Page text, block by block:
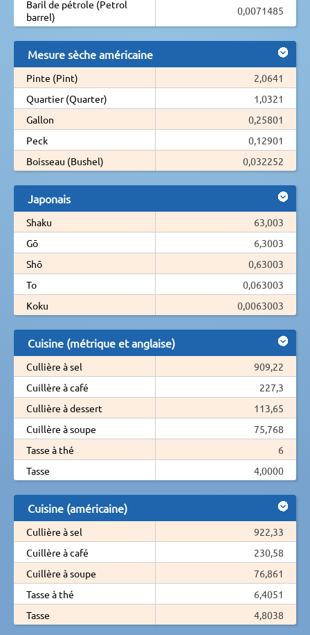
Baril de pétrole (Petrol
barrel)
0,0071485
Mesure sèche américaine
Pinte (Pint)
2,0641
Quartier (Quarter)
1,0321
Gallon
0,25801
Peck
0,12901
Boisseau (Bushel)
0,032252
Japonais
Shaku
63,003
Gō
6,3003
Shō
0,63003
To
0,063003
Koku
0,0063003
Cuisine (métrique et anglaise)
Cullière à sel
909,22
Cuillère à café
227,3
Cullière à dessert
113,65
Cuillère à soupe
75,768
Tasse à thé
6
Tasse
4,0000
Cuisine (américaine)
Cullière à sel
922,33
Cuillère à café
230,58
Cuillère à soupe
76,861
Tasse à thé
6,4051
Tasse
4,8038